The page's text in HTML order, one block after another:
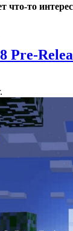
что-то
Pre-